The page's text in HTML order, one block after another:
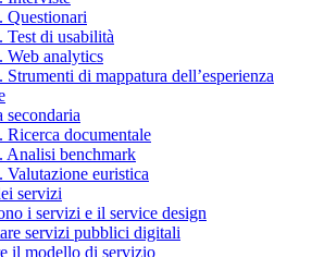
Questionari
Test di usabilità
Web analytics
Strumenti di mappatura dell’esperienza
secondaria
Ricerca documentale
Analisi benchmark
Valutazione euristica
servizi
i servizi e il service design
servizi pubblici digitali
il modello di servizio